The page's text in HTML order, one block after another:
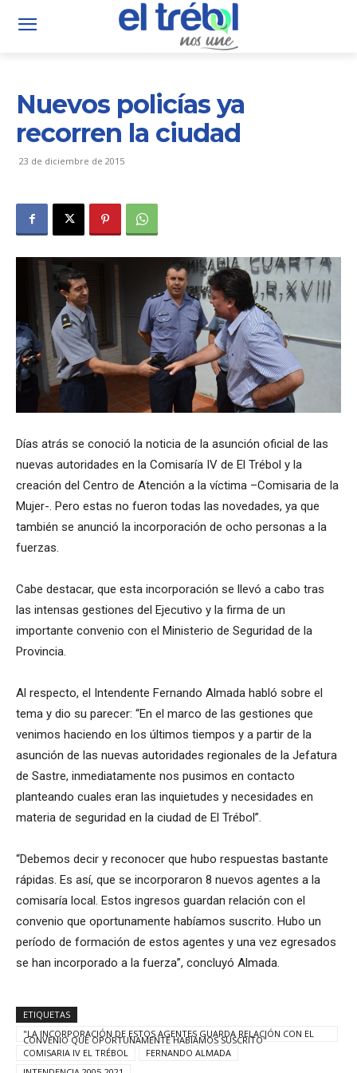
Nuevos policías ya
recorren la ciudad
23 de diciembre de 2015
Días atrás se conoció la noticia de la asunción oficial de las
nuevas autoridades en la Comisaría IV de El Trébol y la
creación del Centro de Atención a la víctima –Comisaria de la
Mujer-. Pero estas no fueron todas las novedades, ya que
también se anunció la incorporación de ocho personas a la
fuerzas.
Cabe destacar, que esta incorporación se llevó a cabo tras
las intensas gestiones del Ejecutivo y la firma de un
importante convenio con el Ministerio de Seguridad de la
Provincia.
Al respecto, el Intendente Fernando Almada habló sobre el
tema y dio su parecer: “En el marco de las gestiones que
venimos haciendo en los últimos tiempos y a partir de la
asunción de las nuevas autoridades regionales de la Jefatura
de Sastre, inmediatamente nos pusimos en contacto
planteando cuales eran las inquietudes y necesidades en
materia de seguridad en la ciudad de El Trébol”.
“Debemos decir y reconocer que hubo respuestas bastante
rápidas. Es así, que se incorporaron 8 nuevos agentes a la
comisaría local. Estos ingresos guardan relación con el
convenio que oportunamente habíamos suscrito. Hubo un
período de formación de estos agentes y una vez egresados
se han incorporado a la fuerza”, concluyó Almada.
ETIQUETAS
"LA INCORPORACIÓN DE ESTOS AGENTES GUARDA RELACIÓN CON EL
CONVENIO QUE OPORTUNAMENTE HABÍAMOS SUSCRITO"
COMISARIA IV EL TRÉBOL
FERNANDO ALMADA